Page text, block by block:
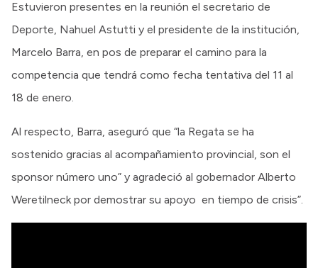
Estuvieron presentes en la reunión el secretario de
Deporte, Nahuel Astutti y el presidente de la institución,
Marcelo Barra, en pos de preparar el camino para la
competencia que tendrá como fecha tentativa del 11 al
18 de enero.
Al respecto, Barra, aseguró que “la Regata se ha
sostenido gracias al acompañamiento provincial, son el
sponsor número uno” y agradeció al gobernador Alberto
Weretilneck por demostrar su apoyo en tiempo de crisis”.